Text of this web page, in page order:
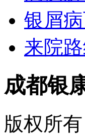
银屑
来院
成都银
版权所